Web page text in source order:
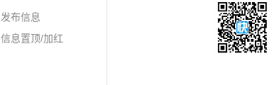
发布信息
信息置顶/加红